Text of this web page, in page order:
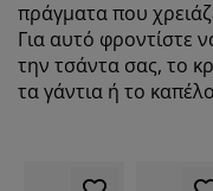
πράγματα που
Για αυτό φροντίστε
την τσάντα σας, το
τα γάντια ή το